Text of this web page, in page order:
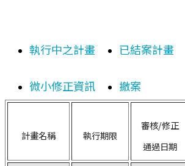
執行中之計畫 已結案計畫
微小修正資訊 撤案
計畫名稱 執行期限
審核/修正
通過日期